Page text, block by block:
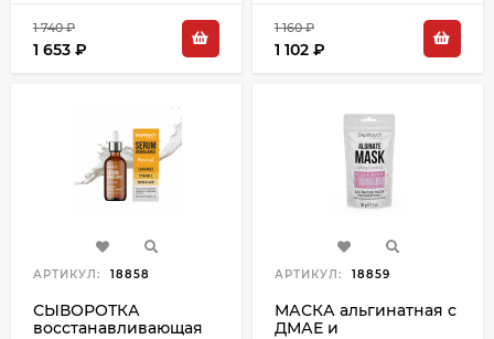
1 740 ₽
1 653 ₽
1 160 ₽
1 102 ₽
АРТИКУЛ: 18858
СЫВОРОТКА
восстанавливающая
АРТИКУЛ: 18859
МАСКА альгинатная с
ДМАЕ и